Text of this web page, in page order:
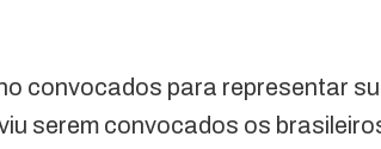
convocados para representar
serem convocados os